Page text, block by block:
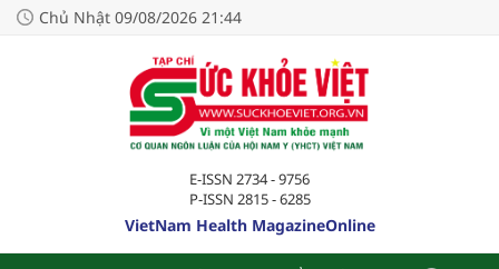
Chủ Nhật 09/08/2026 21:44
E-ISSN 2734 - 9756
P-ISSN 2815 - 6285
VietNam Health MagazineOnline